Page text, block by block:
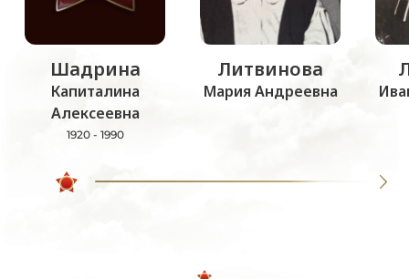
Шадрина
Капиталина
Алексеевна
1920 - 1990
Литвинова
Мария Андреевна